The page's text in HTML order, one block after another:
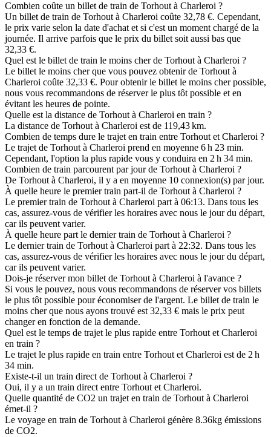
Combien coûte un billet de train de Torhout à Charleroi ?
Un billet de train de Torhout à Charleroi coûte 32,78 €. Cependant,
le prix varie selon la date d'achat et si c'est un moment chargé de la
journée. Il arrive parfois que le prix du billet soit aussi bas que
32,33 €.
Quel est le billet de train le moins cher de Torhout à Charleroi ?
Le billet le moins cher que vous pouvez obtenir de Torhout à
Charleroi coûte 32,33 €. Pour obtenir le billet le moins cher possible,
nous vous recommandons de réserver le plus tôt possible et en
évitant les heures de pointe.
Quelle est la distance de Torhout à Charleroi en train ?
La distance de Torhout à Charleroi est de 119,43 km.
Combien de temps dure le trajet en train entre Torhout et Charleroi ?
Le trajet de Torhout à Charleroi prend en moyenne 6 h 23 min.
Cependant, l'option la plus rapide vous y conduira en 2 h 34 min.
Combien de train parcourent par jour de Torhout à Charleroi ?
De Torhout à Charleroi, il y a en moyenne 10 connexion(s) par jour.
À quelle heure le premier train part-il de Torhout à Charleroi ?
Le premier train de Torhout à Charleroi part à 06:13. Dans tous les
cas, assurez-vous de vérifier les horaires avec nous le jour du départ,
car ils peuvent varier.
À quelle heure part le dernier train de Torhout à Charleroi ?
Le dernier train de Torhout à Charleroi part à 22:32. Dans tous les
cas, assurez-vous de vérifier les horaires avec nous le jour du départ,
car ils peuvent varier.
Dois-je réserver mon billet de Torhout à Charleroi à l'avance ?
Si vous le pouvez, nous vous recommandons de réserver vos billets
le plus tôt possible pour économiser de l'argent. Le billet de train le
moins cher que nous ayons trouvé est 32,33 € mais le prix peut
changer en fonction de la demande.
Quel est le temps de trajet le plus rapide entre Torhout et Charleroi
en train ?
Le trajet le plus rapide en train entre Torhout et Charleroi est de 2 h
34 min.
Existe-t-il un train direct de Torhout à Charleroi ?
Oui, il y a un train direct entre Torhout et Charleroi.
Quelle quantité de CO2 un trajet en train de Torhout à Charleroi
émet-il ?
Le voyage en train de Torhout à Charleroi génère 8.36kg émissions
de CO2.